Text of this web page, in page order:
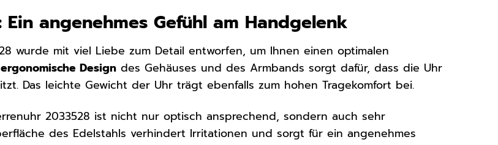
angenehmes Gefühl am Handgelenk
wurde mit viel Liebe zum Detail entworfen, um Ihnen einen optimalen
ergonomische Design des Gehäuses und des Armbands sorgt dafür, dass die Uhr
Das leichte Gewicht der Uhr trägt ebenfalls zum hohen Tragekomfort bei.
2033528 ist nicht nur optisch ansprechend, sondern auch sehr
des Edelstahls verhindert Irritationen und sorgt für ein angenehmes